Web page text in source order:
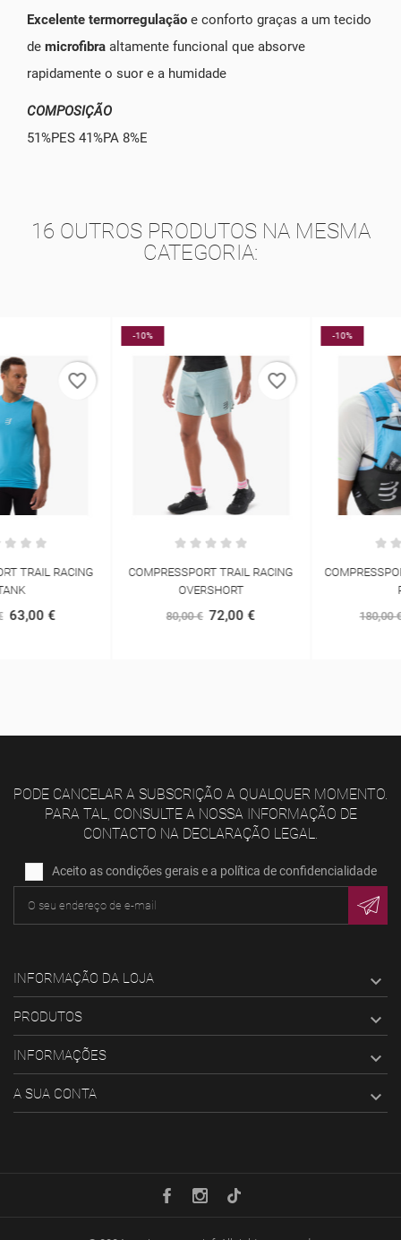
Excelente termorregulação e conforto graças a um tecido
de microfibra altamente funcional que absorve
rapidamente o suor e a humidade
COMPOSIÇÃO
51%PES 41%PA 8%E
16 OUTROS PRODUTOS NA MESMA
CATEGORIA:
COMPRESSPORT TRAIL RACING
80,00 €
favorite_border
COMPRESSPORT ULTRUN EVO 10
180,00 €
favorite_border
PODE CANCELAR A SUBSCRIÇÃO A QUALQUER MOMENTO.
PARA TAL, CONSULTE A NOSSA INFORMAÇÃO DE
CONTACTO NA DECLARAÇÃO LEGAL.
Aceito as condições gerais e a política de confidencialidade
INFORMAÇÃO DA LOJA 
PRODUTOS 
INFORMAÇÕES 
A SUA CONTA 